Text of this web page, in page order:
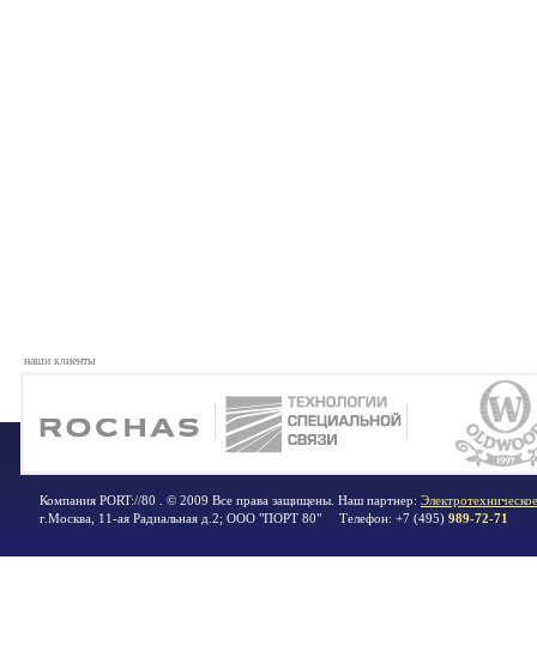
наши клиенты
Компания PORT://80 . © 2009 Все права защищены. Наш партнер:
г.Москва 11-ая Радиальная д.2; ООО "ПОРТ 80" Телефон: +7 (495) 989-72-71